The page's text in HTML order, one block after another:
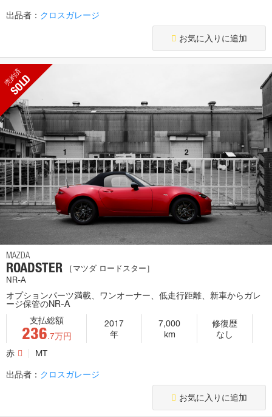
出品者： クロスガレージ
お気に入りに追加
MAZDA
ROADSTER ［マツダ ロードスター］
NR-A
オプションパーツ満載、ワンオーナー、低走行距離、新車からガレ
ージ保管のNR-A
支払総額
236.7万円
2017
年
7,000
km
修復歴
なし
赤
MT
出品者： クロスガレージ
お気に入りに追加
売約済
SOLD